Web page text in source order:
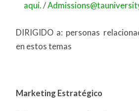
aquí. /
DIRIGIDO a: personas
en estos temas
Marketing Estratégico